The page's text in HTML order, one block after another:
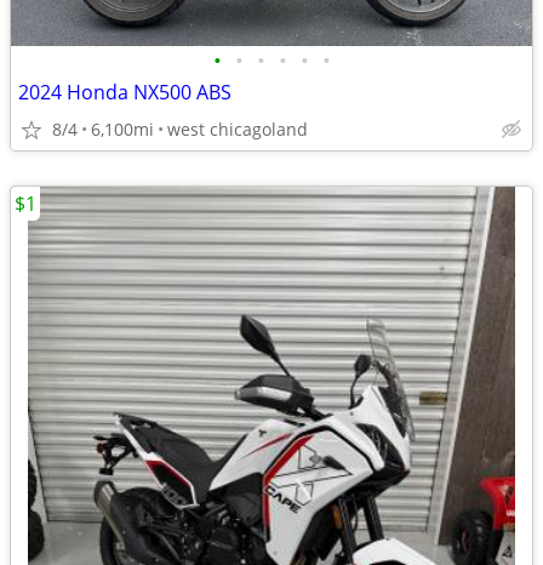
• • • • • •
2024 Honda NX500 ABS
8/4 6,100mi west chicagoland
$1